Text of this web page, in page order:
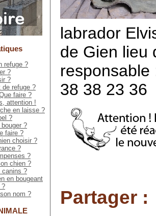
refuge ?
?
?
de refuge ?
faire ?
attention !
en laisse ?
?
?
faire ?
choisir ?
?
?
chien ?
canins ?
en bougeant
?
nom ?
labrador
de Gien lieu
responsable
38 38 23 36
Partager :